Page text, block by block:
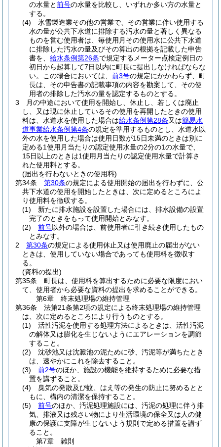
の水量と前号の水量を比較し、いずれか多い方の水量と
する。
(4)
氷雪製造業その他の営業で、その営業に伴い使用する
水の量が公共下水道に排除する汚水の量と著しく異なる
ものを営む使用者は、毎使用月その使用水に公共下水道
に排除した汚水の量及びその算出の根拠を記載した申告
書を、 給水条例第26条で規定するメーター点検定例日の
初日から起算して7日以内に町長に提出しなければならな
い。
この場合においては、 前3号の規定にかかわらず、町
長は、その申告書の記載事項の内容を勘案して、その使
用者の排除した汚水の量を認定するものとする。
3
月の中途において使用を開始し、休止し、若しくは廃止
し、又は現に休止しているその使用を再開したときの使用
料は、水道水を使用した場合は給水条例第28条又は簡易水
道事業給水条例第4条の規定を準用するものとし、水道水以
外の水を使用した場合は使用日数が15日未満のときは別に
定める1使用月当たりの認定使用水量の2分の1の水量で、
15日以上のときは1使用月当たりの認定使用水量で計算さ
れた使用料とする。
(届出を行わないときの使用料)
第34条
第30条の規定による使用開始の届出を行わずに、公
共下水道の使用を開始したときは、次に定めるところによ
り使用料を徴収する。
(1)
新たに排水施設を設置した場合には、排水設備の設置
完了のときをもって使用開始とみなす。
(2)
前号以外の場合は、前使用者に引き続き使用したもの
とみなす。
2
第30条の規定による使用休止又は使用廃止の届出がない
ときは、使用していない場合であっても使用料を徴収す
る。
(資料の提出)
第35条
町長は、使用料を算出するために必要な限度におい
て、使用者から必要な資料の提出を求めることができる。
第6章
終末処理場の維持管理
第36条
法第21条第2項の規定による終末処理場の維持管理
は、次に定めるところにより行うものとする。
(1)
活性汚泥を使用する処理方法によるときは、活性汚泥
の解体又は膨化を生じないようにエアレーションを調節
すること。
(2)
沈砂池又は沈澱池の泥ために砂、汚泥等が満ちたとき
は、速やかにこれを除去すること。
(3)
前2号のほか、施設の機能を維持するために必要な措
置を講ずること。
(4)
臭気の発散及び蚊、はえ等の発生の防止に努めるとと
もに、構内の清潔を保持すること。
(5)
前号のほか、汚泥処理施設には、汚泥の処理に伴う排
気、排液又は残さい物により生活環境の保全又は人の健
康の保護に支障が生じないよう規則で定める措置を講ず
ること。
第7章
雑則